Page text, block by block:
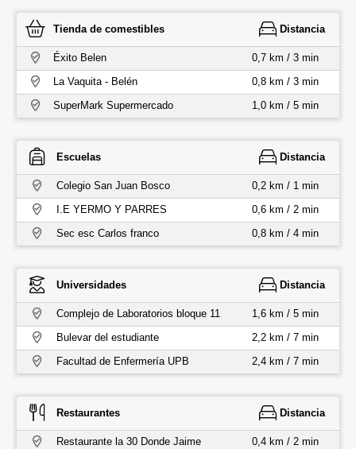
Tienda de comestibles Distancia
Éxito Belen
0,7 km / 3 min
La Vaquita - Belén
0,8 km / 3 min
SuperMark Supermercado
1,0 km / 5 min
Escuelas Distancia
Colegio San Juan Bosco
0,2 km / 1 min
I.E YERMO Y PARRES
0,6 km / 2 min
Sec esc Carlos franco
0,8 km / 4 min
Universidades Distancia
Complejo de Laboratorios bloque 11
1,6 km / 5 min
Bulevar del estudiante
2,2 km / 7 min
Facultad de Enfermería UPB
2,4 km / 7 min
Restaurantes Distancia
Restaurante la 30 Donde Jaime
0,4 km / 2 min